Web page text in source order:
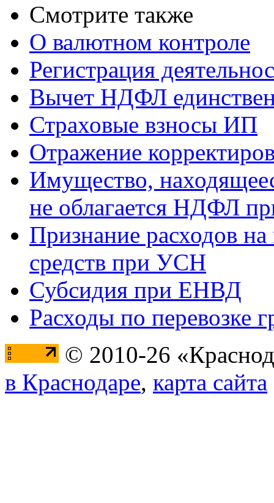
Смотрите также
О валютном контроле
Регистрация
Вычет НДФЛ
Страховые взносы ИП
Отражение
Имущество,
не облагается НДФЛ
Признание расходов
средств при УСН
Субсидия при ЕНВД
Расходы по перевозке
© 2010-26
в Краснодаре, карта сайта